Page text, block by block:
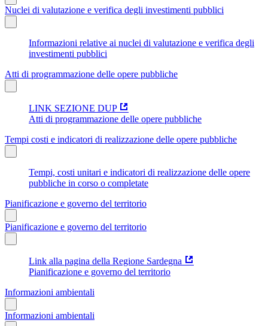
Nuclei di valutazione e verifica degli investimenti pubblici
Informazioni relative ai nuclei di valutazione e verifica degli
investimenti pubblici
Atti di programmazione delle opere pubbliche
LINK SEZIONE DUP
Atti di programmazione delle opere pubbliche
Tempi costi e indicatori di realizzazione delle opere pubbliche
Tempi, costi unitari e indicatori di realizzazione delle opere
pubbliche in corso o completate
Pianificazione e governo del territorio
Pianificazione e governo del territorio
Link alla pagina della Regione Sardegna
Pianificazione e governo del territorio
Informazioni ambientali
Informazioni ambientali